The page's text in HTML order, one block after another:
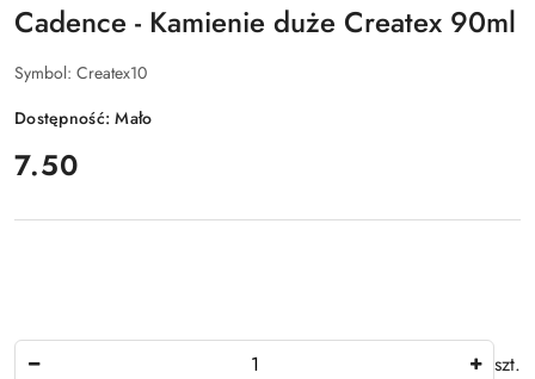
Cadence - Kamienie duże Createx 90ml
Symbol: Createx10
Dostępność:Mało
cena:
7.50
szt.